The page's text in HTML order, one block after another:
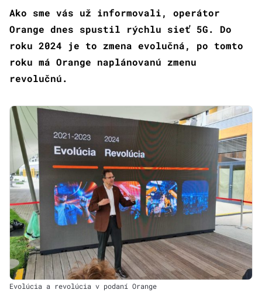
Ako sme vás už informovali, operátor
Orange dnes spustil rýchlu sieť 5G. Do
roku 2024 je to zmena evolučná, po tomto
roku má Orange naplánovanú zmenu
revolučnú.
Evolúcia a revolúcia v podaní Orange